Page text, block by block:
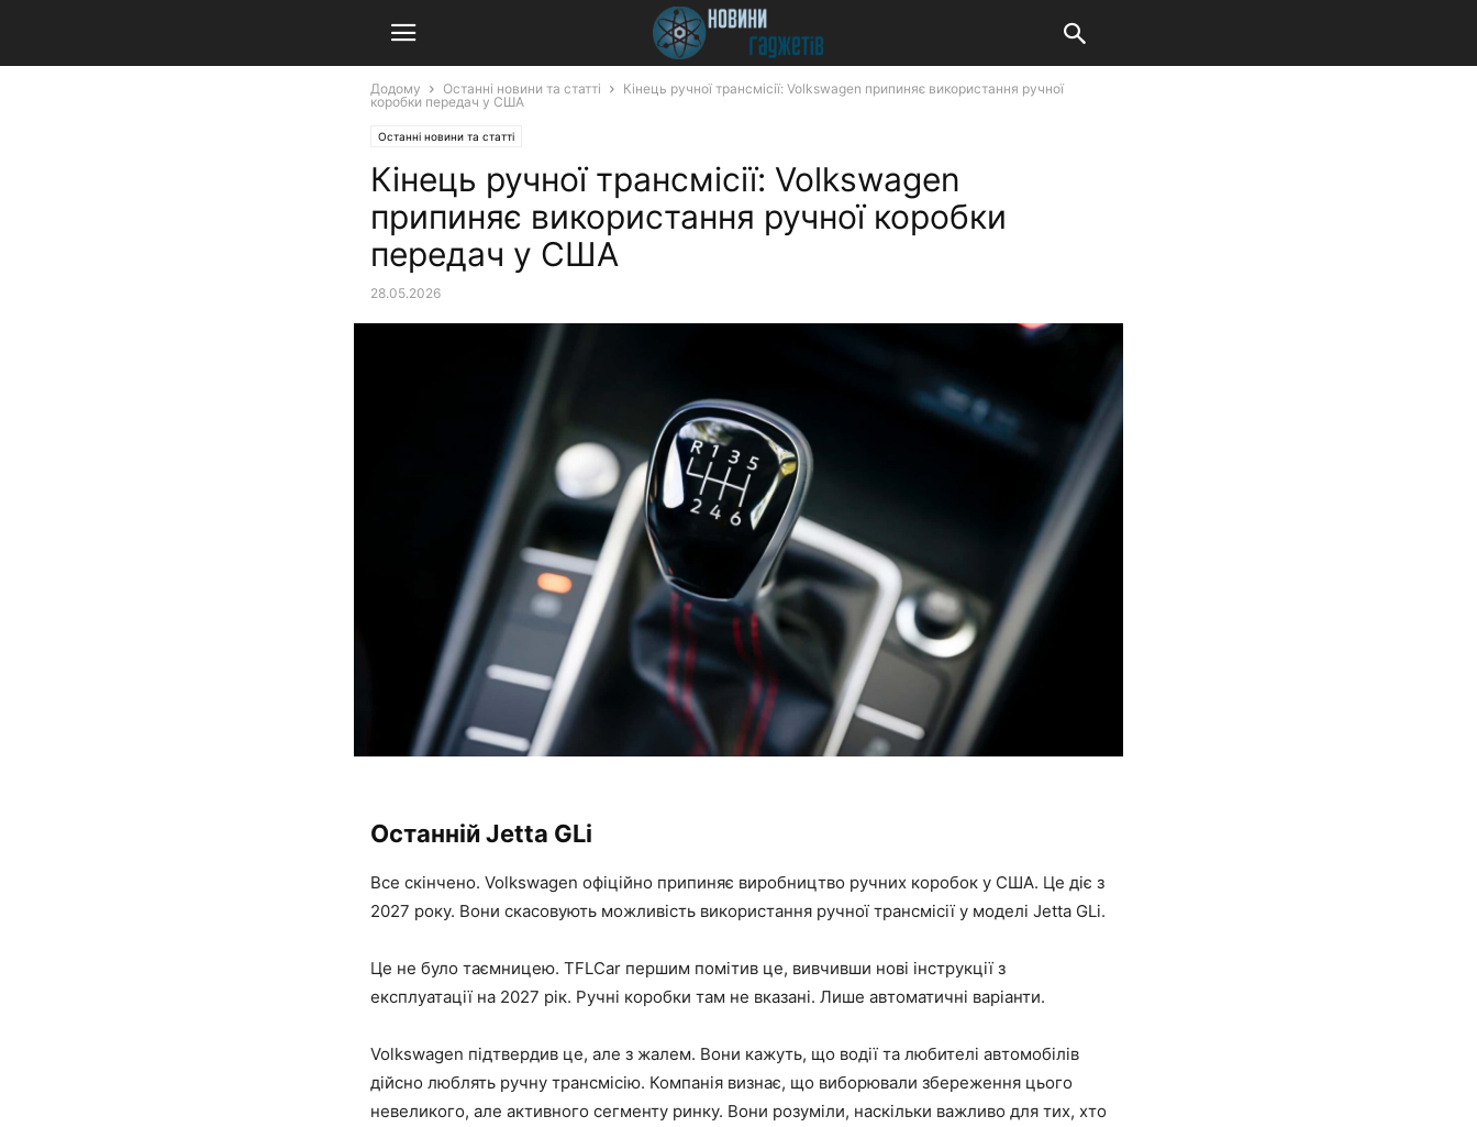
Додому Останні новини та статті
Кінець ручної трансмісії: Volkswagen припиняє використання ручної
коробки передач у США
Останні новини та статті
Кінець ручної трансмісії: Volkswagen
припиняє використання ручної коробки
передач у США
28.05.2026
Останній Jetta GLi
Все скінчено. Volkswagen офіційно припиняє виробництво ручних коробок у США. Це діє з
2027 року. Вони скасовують можливість використання ручної трансмісії у моделі Jetta GLi.
Це не було таємницею. TFLCar першим помітив це, вивчивши нові інструкції з
експлуатації на 2027 рік. Ручні коробки там не вказані. Лише автоматичні варіанти.
Volkswagen підтвердив це, але з жалем. Вони кажуть, що водії та любителі автомобілів
дійсно люблять ручну трансмісію. Компанія визнає, що виборювали збереження цього
невеликого, але активного сегменту ринку. Вони розуміли, наскільки важливо для тих, хто